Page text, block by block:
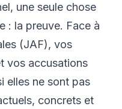
une seule chose
: la preuve. Face à
(JAF), vos
vos accusations
elles ne sont pas
concrets et